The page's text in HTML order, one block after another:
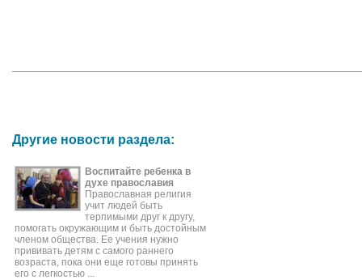
Другие новости раздела:
Воспитайте ребенка в
духе православия
Православная религия
учит людей быть
терпимыми друг к другу,
помогать окружающим и быть достойным
членом общества. Ее учения нужно
прививать детям с самого раннего
возраста, пока они еще готовы принять
его с легкостью ...